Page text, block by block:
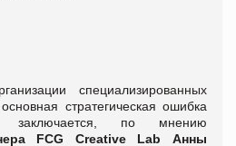
специализированных
стратегическая ошибка
заключается, по мнению
FCG Creative Lab Анны